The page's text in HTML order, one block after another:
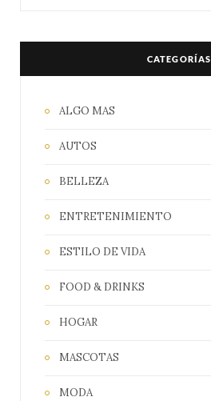
CATEGORÍAS
ALGO MAS
AUTOS
BELLEZA
ENTRETENIMIENTO
ESTILO DE VIDA
FOOD & DRINKS
HOGAR
MASCOTAS
MODA